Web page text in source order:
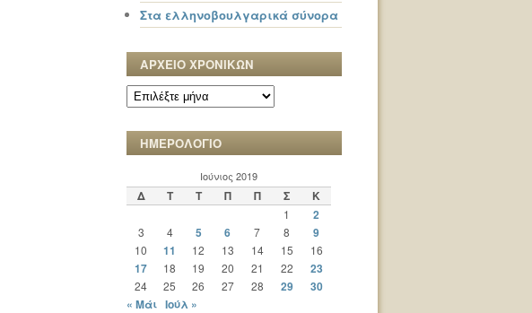
Στα ελληνοβουλγαρικά σύνορα
ΑΡΧΕΙΟ ΧΡΟΝΙΚΩΝ
ΑΡΧΕΙΟ
ΧΡΟΝΙΚΩΝ
ΗΜΕΡΟΛΟΓΙΟ
Ιούνιος 2019
Δ Τ Τ Π Π Σ Κ
1 2
3 4 5 6 7 8 9
10 11 12 13 14 15 16
17 18 19 20 21 22 23
24 25 26 27 28 29
30
« Μάι Ιούλ »